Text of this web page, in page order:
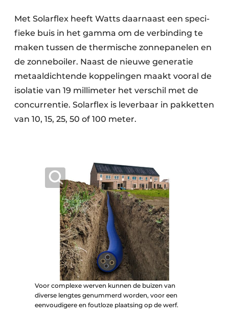
Met Solarflex heeft Watts daarnaast een speci­
fieke buis in het gamma om de verbinding te
maken tussen de thermische zonne­panelen en
de zonne­boiler. Naast de nieuwe generatie
metaal­dichtende koppelingen maakt vooral de
isolatie van 19 millimeter het verschil met de
concurrentie. Solarflex is leverbaar in pakketten
van 10, 15, 25, 50 of 100 meter.
Voor complexe werven kunnen de buizen van
diverse lengtes genummerd worden, voor een
eenvoudigere en foutloze plaatsing op de werf.